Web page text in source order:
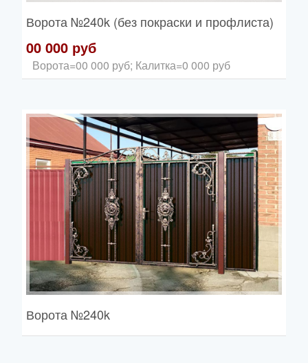
Ворота№240k (без покраски и профлиста)
00 000 руб
Ворота=00 000 руб; Калитка=0 000 руб
Ворота№240k